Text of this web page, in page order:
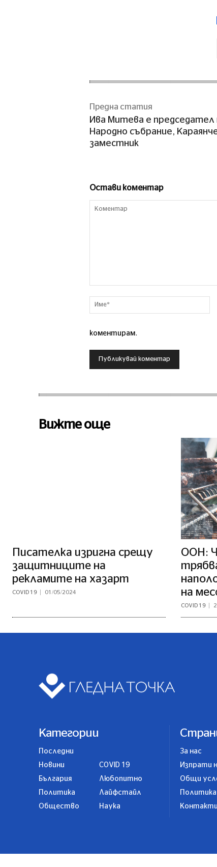
Предна статия
Ива Митева е председател
Народно събрание,
заместник
Остави коментар
коментирам.
Вижте още
Писателка изригна срещу
защитниците на
рекламите на хазарт
COVID 19 01/05/2024
ООН:
на
COVID 19
Категории
Последни
Новини
България
Политика
Общество
COVID 19
Любопитно
Лайфстайл
Наука
За нас
Изпрати
Общи
Контакти